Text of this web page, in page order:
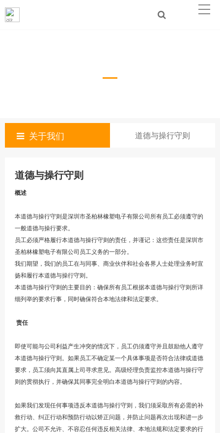
关于我们 道德与操行守则
道德与操行守则
概述
本道德与操行守则是深圳市圣柏林橡塑电子有限公司所有员工必须遵守的
一般道德与操行要求。
员工必须严格履行本道德与操行守则的责任，并谨记：这些责任是深圳市
圣柏林橡塑电子有限公司员工义务的一部分。
我们期望，我们的员工在与同事、商业伙伴和社会各界人士处理业务时宣
扬和履行本道德与操行守则。
本道德与操行守则的主要目的：确保所有员工根据本道德与操行守则所详
细列举的要求行事，同时确保符合本地法律和法定要求。
责任
即使可能与公司利益产生冲突的情况下，员工仍须遵守并且鼓励他人遵守
本道德与操行守则。如果员工不确定某一个具体事项是否符合法律或道德
要求，员工须向其直属上司寻求意见。高级经理负责监控本道德与操行守
则的贯彻执行，并确保其同事完全明白本道德与操行守则的内容。
如果我们发现任何事项违反本道德与操行守则，我们须采取所有必需的补
救行动、纠正行动和预防行动以矫正问题，并防止问题再次出现和进一步
扩大。公司不允许、不容忍任何违反相关法律、本地法规和法定要求的行